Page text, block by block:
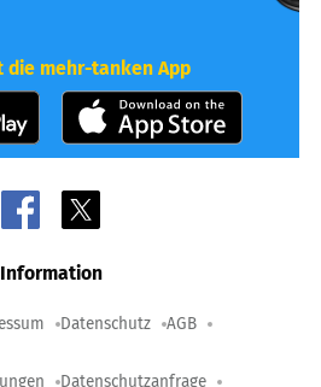
die mehr-tanken App
Information
Datenschutz AGB
Datenschutzanfrage